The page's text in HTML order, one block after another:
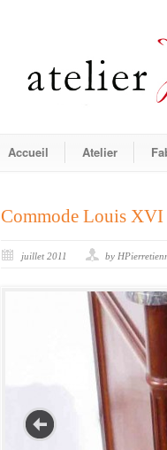
Accueil Atelier
Commode Louis XVI
juillet 2011 by